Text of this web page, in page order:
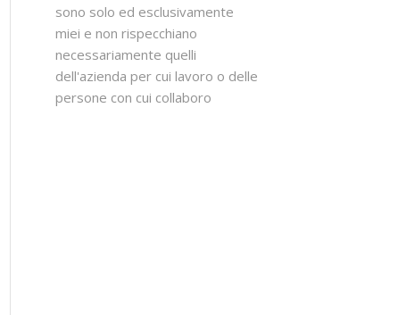
sono solo ed esclusivamente
miei e non rispecchiano
necessariamente quelli
dell'azienda per cui lavoro o delle
persone con cui collaboro